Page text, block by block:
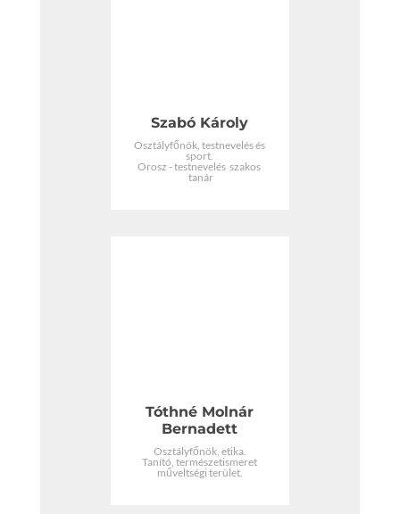
Szabó Károly
Osztályfőnök, testnevelés és
sport.
Orosz - testnevelés szakos
tanár
Tóthné Molnár
Bernadett
Osztályfőnök, etika.
Tanító, természetismeret
műveltségi terület.